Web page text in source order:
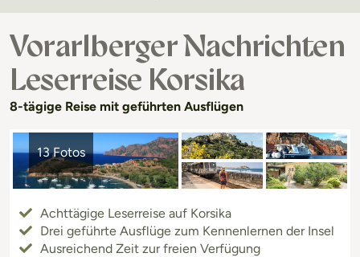
Vorarlberger Nachrichten
Leserreise Korsika
8-tägige Reise mit geführten Ausflügen
13 Fotos
Achttägige Leserreise auf Korsika
Drei geführte Ausflüge zum Kennenlernen der Insel
Ausreichend Zeit zur freien Verfügung